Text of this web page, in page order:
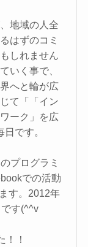
地域の人全
はずのコミ
しれません
いく事で、
へと輪が広
て「「イン
ーク」を広
です。
プログラミ
での活動
す。2012年
す(^^v
！！